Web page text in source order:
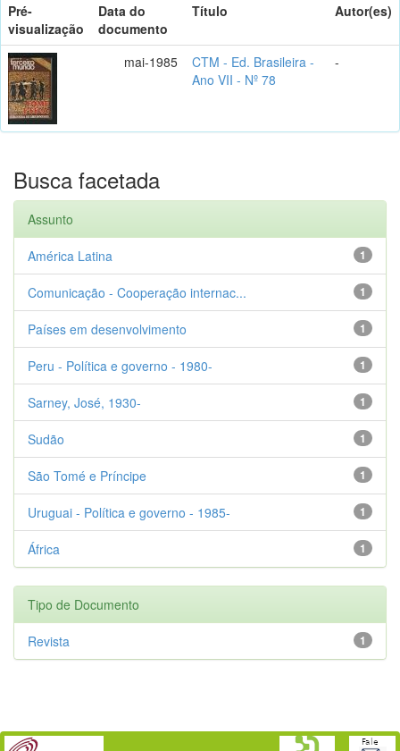
Pré-
visualização
Data do
documento
Título Autor(es)
mai-1985
CTM - Ed. Brasileira -
Ano VII - Nº 78
-
Busca facetada
Assunto
1
América Latina
1
Comunicação - Cooperação internac...
1
Países em desenvolvimento
1
Peru - Política e governo - 1980-
1
Sarney, José, 1930-
1
Sudão
1
São Tomé e Príncipe
1
Uruguai - Política e governo - 1985-
1
África
Tipo de Documento
1
Revista